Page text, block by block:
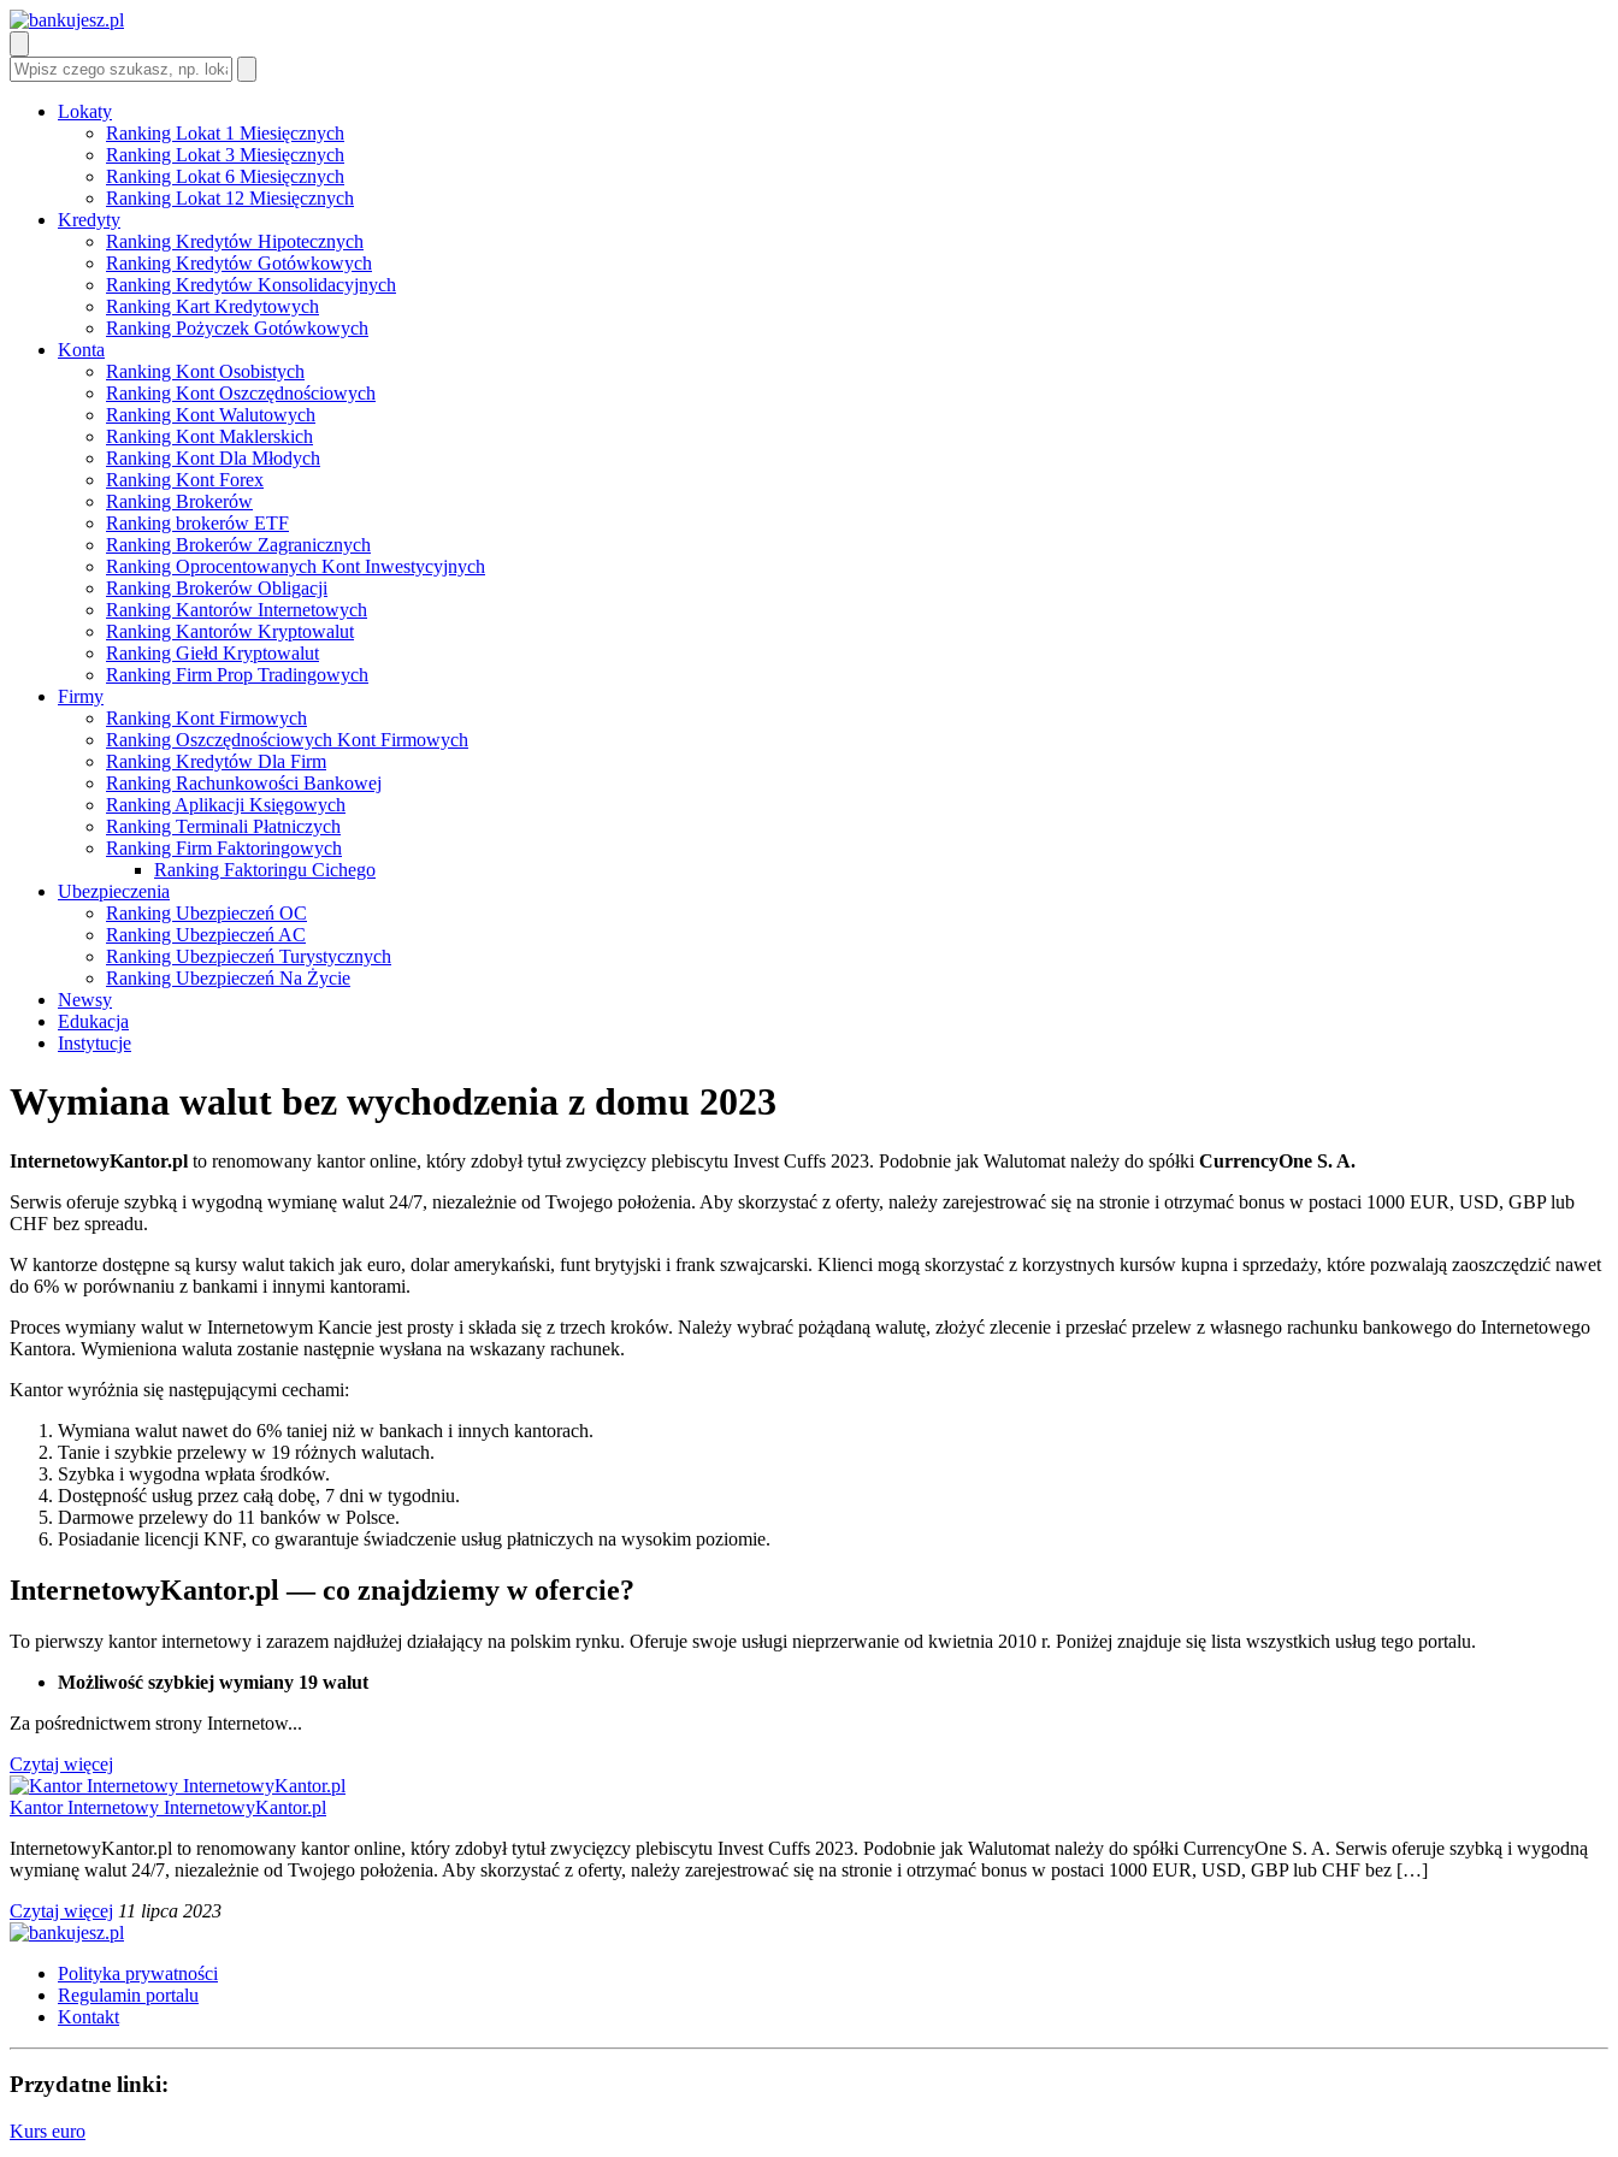
Lokaty
Ranking Lokat 1 Miesięcznych
Ranking Lokat 3 Miesięcznych
Ranking Lokat 6 Miesięcznych
Ranking Lokat 12 Miesięcznych
Kredyty
Ranking Kredytów Hipotecznych
Ranking Kredytów Gotówkowych
Ranking Kredytów Konsolidacyjnych
Ranking Kart Kredytowych
Ranking Pożyczek Gotówkowych
Konta
Ranking Kont Osobistych
Ranking Kont Oszczędnościowych
Ranking Kont Walutowych
Ranking Kont Maklerskich
Ranking Kont Dla Młodych
Ranking Kont Forex
Ranking Brokerów
Ranking brokerów ETF
Ranking Brokerów Zagranicznych
Ranking Oprocentowanych Kont Inwestycyjnych
Ranking Brokerów Obligacji
Ranking Kantorów Internetowych
Ranking Kantorów Kryptowalut
Ranking Giełd Kryptowalut
Ranking Firm Prop Tradingowych
Firmy
Ranking Kont Firmowych
Ranking Oszczędnościowych Kont Firmowych
Ranking Kredytów Dla Firm
Ranking Rachunkowości Bankowej
Ranking Aplikacji Księgowych
Ranking Terminali Płatniczych
Ranking Firm Faktoringowych
Ranking Faktoringu Cichego
Ubezpieczenia
Ranking Ubezpieczeń OC
Ranking Ubezpieczeń AC
Ranking Ubezpieczeń Turystycznych
Ranking Ubezpieczeń Na Życie
Newsy
Edukacja
Instytucje
Wymiana walut bez wychodzenia z domu 2023
InternetowyKantor.pl to renomowany kantor online, który zdobył tytuł zwycięzcy plebiscytu Invest Cuffs 2023. Podobnie jak Walutomat należy do spółki CurrencyOne S. A.
Serwis oferuje szybką i wygodną wymianę walut 24/7, niezależnie od Twojego położenia. Aby skorzystać z oferty, należy zarejestrować się na stronie i otrzymać bonus w postaci 1000 EUR, USD, GBP lub
CHF bez spreadu.
W kantorze dostępne są kursy walut takich jak euro, dolar amerykański, funt brytyjski i frank szwajcarski. Klienci mogą skorzystać z korzystnych kursów kupna i sprzedaży, które pozwalają zaoszczędzić nawet
do 6% w porównaniu z bankami i innymi kantorami.
Proces wymiany walut w Internetowym Kancie jest prosty i składa się z trzech kroków. Należy wybrać pożądaną walutę, złożyć zlecenie i przesłać przelew z własnego rachunku bankowego do Internetowego
Kantora. Wymieniona waluta zostanie następnie wysłana na wskazany rachunek.
Kantor wyróżnia się następującymi cechami:
Wymiana walut nawet do 6% taniej niż w bankach i innych kantorach.
Tanie i szybkie przelewy w 19 różnych walutach.
Szybka i wygodna wpłata środków.
Dostępność usług przez całą dobę, 7 dni w tygodniu.
Darmowe przelewy do 11 banków w Polsce.
Posiadanie licencji KNF, co gwarantuje świadczenie usług płatniczych na wysokim poziomie.
InternetowyKantor.pl — co znajdziemy w ofercie?
To pierwszy kantor internetowy i zarazem najdłużej działający na polskim rynku. Oferuje swoje usługi nieprzerwanie od kwietnia 2010 r. Poniżej znajduje się lista wszystkich usług tego portalu.
Możliwość szybkiej wymiany 19 walut
Za pośrednictwem strony Internetow...
Czytaj więcej
Kantor Internetowy InternetowyKantor.pl
InternetowyKantor.pl to renomowany kantor online, który zdobył tytuł zwycięzcy plebiscytu Invest Cuffs 2023. Podobnie jak Walutomat należy do spółki CurrencyOne S. A. Serwis oferuje szybką i wygodną
wymianę walut 24/7, niezależnie od Twojego położenia. Aby skorzystać z oferty, należy zarejestrować się na stronie i otrzymać bonus w postaci 1000 EUR, USD, GBP lub CHF bez […]
Czytaj więcej 11 lipca 2023
Polityka prywatności
Regulamin portalu
Kontakt
Przydatne linki:
Kurs euro